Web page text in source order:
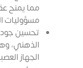
مما يمنح
مسؤوليات
تحسين
الذهني،
الجهاز